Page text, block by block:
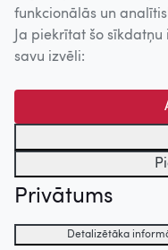
© 2026 Nacionālais Kino
centrs. Sadarbības
kinofotofonodokumentu
funkcionālās un
Ja piekrītat šo
savu izvēli:
Privātums
Detalizētāka